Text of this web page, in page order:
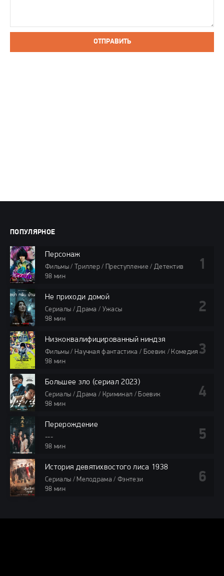
ОТПРАВИТЬ
ПОПУЛЯРНОЕ
Персонаж
Фильмы / Триллер / Преступление / Детектив
98 мин
Не приходи домой
Сериалы / Драма / Ужасы
98 мин
Низкоквалифицированный ниндзя
Фильмы / Научная фантастика / Боевик / Комедия
98 мин
Большее зло (сериал 2023)
Сериалы / Драма / Криминал / Боевик
98 мин
Перерождение
---
98 мин
История девятихвостого лиса 1938
Сериалы / Мелодрама / Фэнтези
98 мин